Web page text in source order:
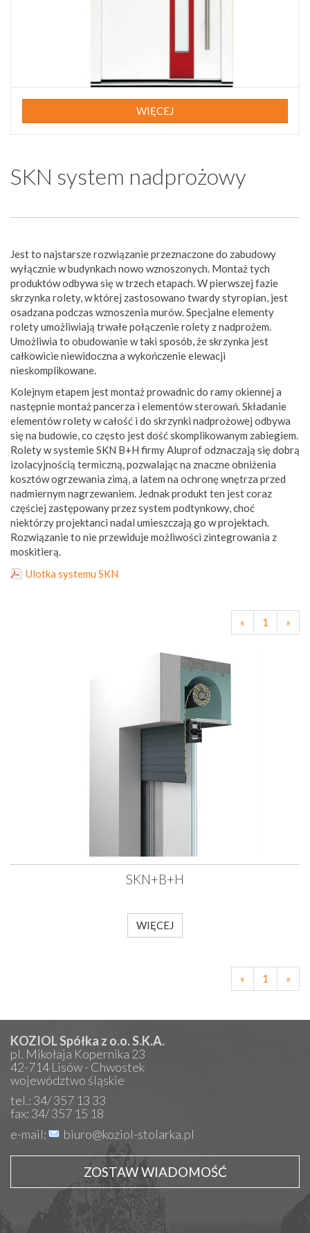
WIĘCEJ
SKN system nadprożowy
Jest to najstarsze rozwiązanie przeznaczone do zabudowy
wyłącznie w budynkach nowo wznoszonych. Montaż tych
produktów odbywa się w trzech etapach. W pierwszej fazie
skrzynka rolety, w której zastosowano twardy styropian, jest
osadzana podczas wznoszenia murów. Specjalne elementy
rolety umożliwiają trwałe połączenie rolety z nadprożem.
Umożliwia to obudowanie w taki sposób, że skrzynka jest
całkowicie niewidoczna a wykończenie elewacji
nieskomplikowane.
Kolejnym etapem jest montaż prowadnic do ramy okiennej a
następnie montaż pancerza i elementów sterowań. Składanie
elementów rolety w całość i do skrzynki nadprożowej odbywa
się na budowie, co często jest dość skomplikowanym zabiegiem.
Rolety w systemie SKN B+H firmy Aluprof odznaczają się dobrą
izolacyjnością termiczną, pozwalając na znaczne obniżenia
kosztów ogrzewania zimą, a latem na ochronę wnętrza przed
nadmiernym nagrzewaniem. Jednak produkt ten jest coraz
częściej zastępowany przez system podtynkowy, choć
niektórzy projektanci nadal umieszczają go w projektach.
Rozwiązanie to nie przewiduje możliwości zintegrowania z
moskitierą.
Ulotka systemu SKN
« 1 »
SKN+B+H
WIĘCEJ
« 1 »
KOZIOL Spółka z o.o. S.K.A.
pl. Mikołaja Kopernika 23
42-714 Lisów - Chwostek
województwo śląskie
tel.: 34/ 357 13 33
fax: 34/ 357 15 18
e-mail:
biuro@koziol-stolarka.pl
ZOSTAW WIADOMOŚĆ